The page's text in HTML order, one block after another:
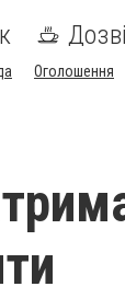
Оголошення